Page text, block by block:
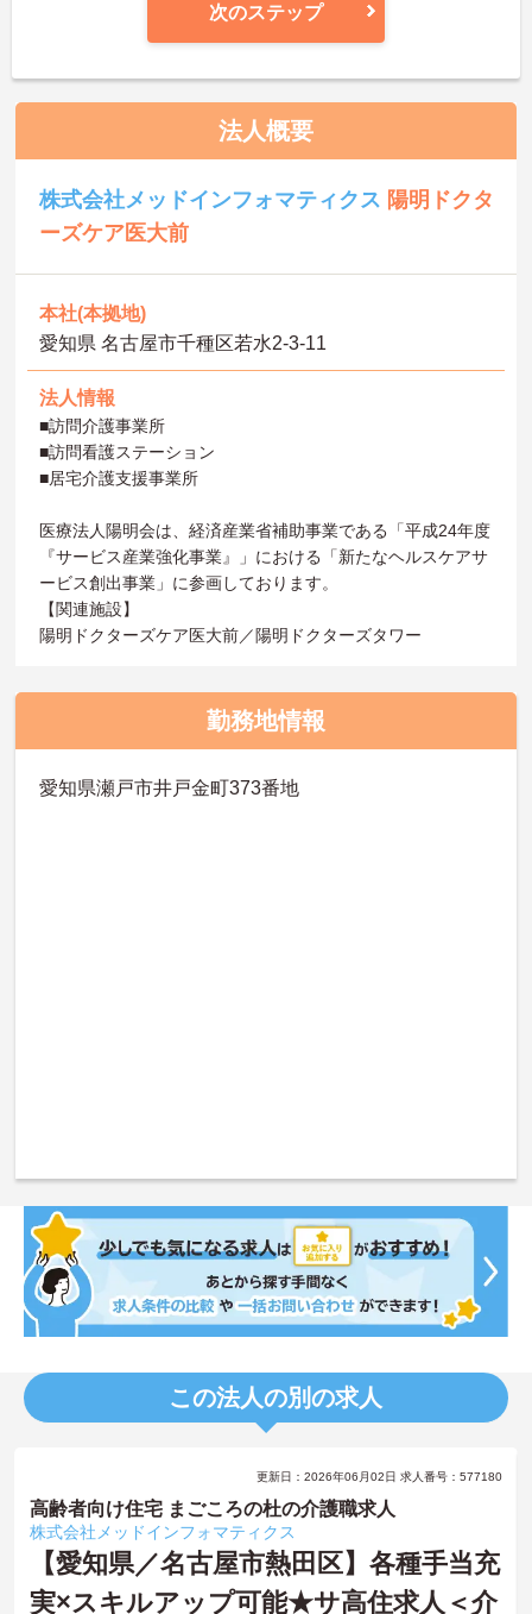
次のステップ
法人概要
株式会社メッドインフォマティクス 陽明ドクタ
ーズケア医大前
本社(本拠地)
愛知県 名古屋市千種区若水2-3-11
法人情報
■訪問介護事業所
■訪問看護ステーション
■居宅介護支援事業所
医療法人陽明会は、経済産業省補助事業である「平成24年度
『サービス産業強化事業』」における「新たなヘルスケアサ
ービス創出事業」に参画しております。
【関連施設】
陽明ドクターズケア医大前／陽明ドクターズタワー
勤務地情報
愛知県瀬戸市井戸金町373番地
この法人の別の求人
更新日：2026年06月02日 求人番号：577180
高齢者向け住宅 まごころの杜の介護職求人
株式会社メッドインフォマティクス
【愛知県／名古屋市熱田区】各種手当充
実×スキルアップ可能★サ高住求人＜介